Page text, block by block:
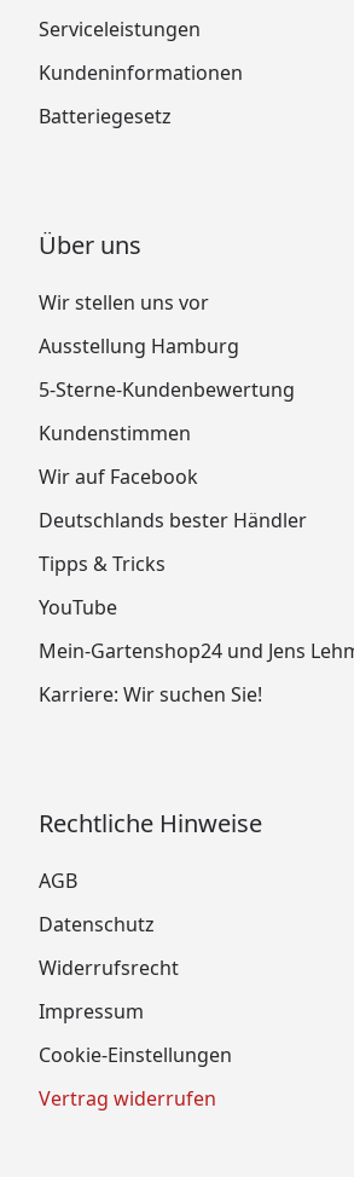
Serviceleistungen
Kundeninformationen
Batteriegesetz
Über uns
Wir stellen uns vor
Ausstellung Hamburg
5-Sterne-Kundenbewertung
Kundenstimmen
Wir auf Facebook
Deutschlands bester Händler
Tipps & Tricks
YouTube
Mein-Gartenshop24 und Jens
Karriere: Wir suchen Sie!
Rechtliche Hinweise
AGB
Datenschutz
Widerrufsrecht
Impressum
Cookie-Einstellungen
Vertrag widerrufen